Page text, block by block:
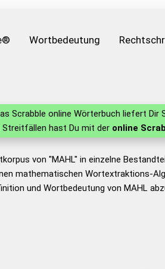
Wortbedeutung
Scrabble online Wörterbuch liefert Dir
Streitfällen hast Du mit der online
von "MAHL" in einzelne
mathematischen Wortextraktions-
und Wortbedeutung von MAHL